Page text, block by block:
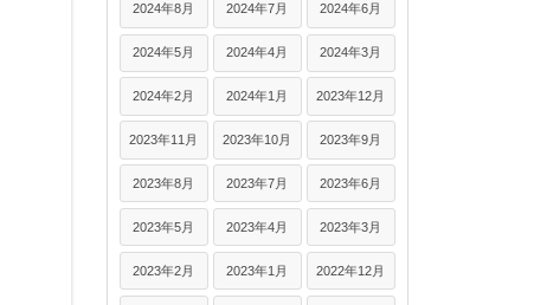
2024年8月 2024年7月 2024年6月
2024年5月 2024年4月 2024年3月
2024年2月 2024年1月 2023年12月
2023年11月 2023年10月 2023年9月
2023年8月 2023年7月 2023年6月
2023年5月 2023年4月 2023年3月
2023年2月 2023年1月 2022年12月